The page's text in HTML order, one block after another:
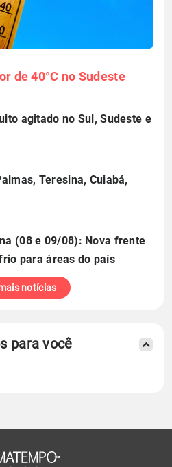
de 40°C no Sudeste
agitado no Sul, Sudeste e
Teresina, Cuiabá,
(08 e 09/08): Nova frente
para áreas do país
notícias
para você